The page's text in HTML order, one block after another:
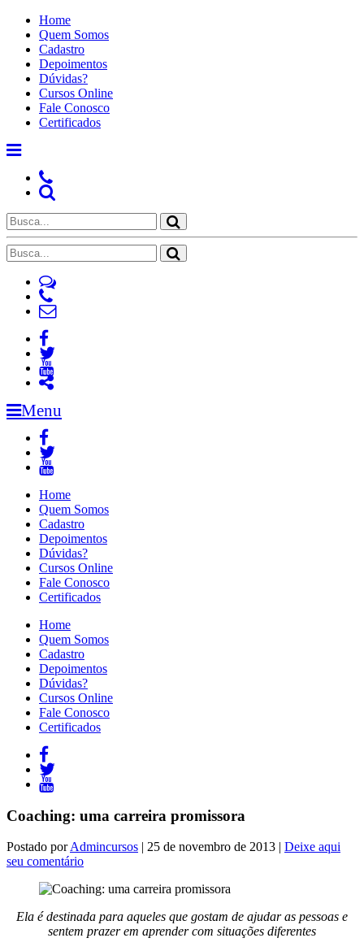
Home
Quem Somos
Cadastro
Depoimentos
Dúvidas?
Cursos Online
Fale Conosco
Certificados
Menu
Home
Quem Somos
Cadastro
Depoimentos
Dúvidas?
Cursos Online
Fale Conosco
Certificados
Home
Quem Somos
Cadastro
Depoimentos
Dúvidas?
Cursos Online
Fale Conosco
Certificados
Coaching: uma carreira promissora
Postado porAdmincursos | 25 de novembro de 2013 | Deixe aqui
seu comentário
Ela é destinada para aqueles que gostam de ajudar as pessoas e
sentem prazer em aprender com situações diferentes